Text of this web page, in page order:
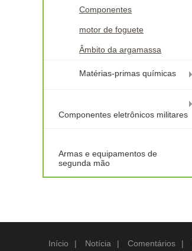
Componentes
motor de foguete
Âmbito da argamassa
Matérias-primas químicas
Componentes eletrônicos militares
Armas e equipamentos de
segunda mão
Início | Notícia | Comentários |